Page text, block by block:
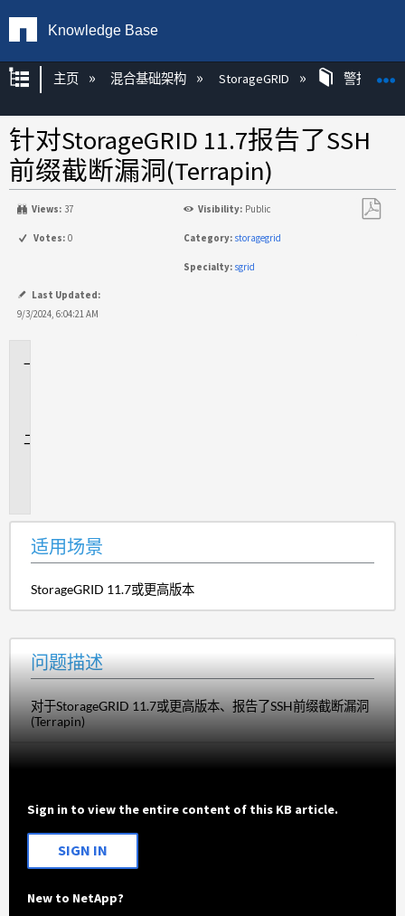
Knowledge Base
扩展/隐缩全局层次
主页 混合基础架构 StorageGRID 警报
针对StorageGRID 11.7报告了SSH
前缀截断漏洞(Terrapin)
Views: 37 Visibility: Public
Votes: 0 Category: storagegrid
Specialty: sgrid
Last Updated:
9/3/2024, 6:04:21 AM
适用场景
StorageGRID 11.7或更高版本
问题描述
对于StorageGRID 11.7或更高版本、报告了SSH前缀截断漏洞
(Terrapin)
Sign in to view the entire content of this KB article.
SIGN IN
New to NetApp?